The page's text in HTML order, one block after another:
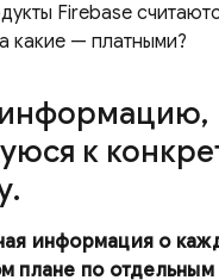
Firebase
какие — платными?
информацию,
к
.
информация о
плане по отдельным